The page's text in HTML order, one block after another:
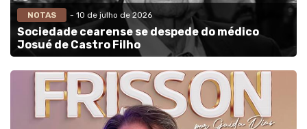
NOTAS - 10 de julho de 2026
Sociedade cearense se despede do médico
Josué de Castro Filho